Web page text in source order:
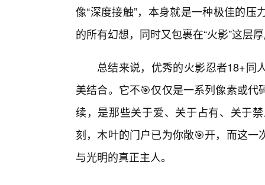
像“深度接触”，本身就是一种极佳的
的所有幻想，同时又包裹在“火影”这层
总结来说，优秀的火影忍者18+同
美结合。它不🎯仅仅是一系列像素或
续，是那些关于爱、关于占有、关于
刻，木叶的门户已为你敞🎯开，而这
与光明的真正主人。